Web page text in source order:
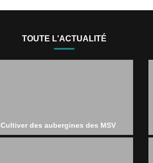
TOUTE L'ACTUALITÉ
Cultiver des aubergines des MSV